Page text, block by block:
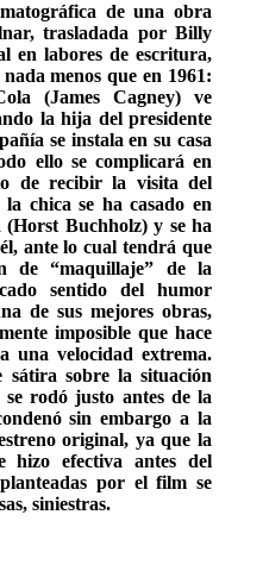
de una obra
trasladada por Billy
en labores de escritura,
menos que en 1961:
(James Cagney) ve
la hija del presidente
se instala en su casa
ello se complicará en
de recibir la visita del
chica se ha casado en
(Horst Buchholz) y se ha
ante lo cual tendrá que
de “maquillaje” de la
sentido del humor
de sus mejores obras,
imposible que hace
una velocidad extrema.
sobre la situación
rodó justo antes de la
sin embargo a la
original, ya que la
hizo efectiva antes del
por el film se
siniestras.